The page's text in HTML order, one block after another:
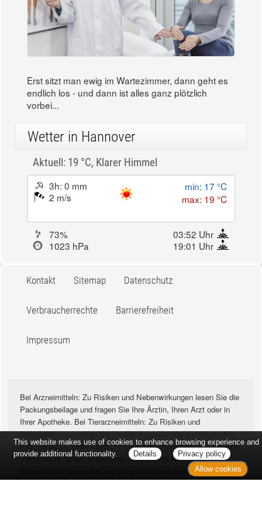
Erst sitzt man ewig im Wartezimmer, dann geht es
endlich los - und dann ist alles ganz plötzlich
vorbei...
Wetter in Hannover
Aktuell: 19 °C, Klarer Himmel
3h: 0 mm
2 m/s
min: 17 °C
max: 19 °C
73%
03:52 Uhr
1023 hPa
19:01 Uhr
Kontakt Sitemap Datenschutz
Verbraucherrechte Barrierefreiheit
Impressum
Bei Arzneimitteln: Zu Risiken und Nebenwirkungen lesen Sie die
Packungsbeilage und fragen Sie Ihre Ärztin, Ihren Arzt oder in
Ihrer Apotheke. Bei Tierarzneimitteln: Zu Risiken und
Nebenwirkungen lesen Sie die Packungsbeilage und fragen Sie
Ihre Tierärztin, Ihren Tierarzt oder in Ihrer Apotheke. Nur solange
Vorrat reicht. Irrtum vorbehalten. Alle Preise inkl. MwSt. *
Sparpotential gegenüber der unverbindlichen Preisempfehlung
des Herstellers (UVP) oder der unverbindlichen
This website makes use of cookies to enhance browsing experience and
provide additional functionality.
Details
Privacy policy
Allow cookies